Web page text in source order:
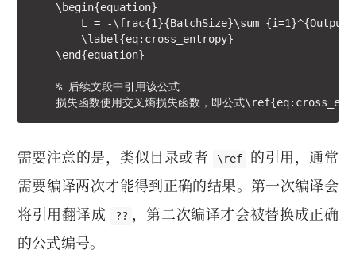
    \begin{equation}
L = -
        \label{eq:cross_entropy}
    \end{equation}
    % 后续文段中引用该公式
损失函数使用交叉熵损失函数，即公式
需要注意的是，类似目录或者 \ref
的引用，通常
需要编译两次才能得到正确的结果。第一次编译会
将引用翻译成
?? ，第二次编译才会被替换成正确
的公式编号。